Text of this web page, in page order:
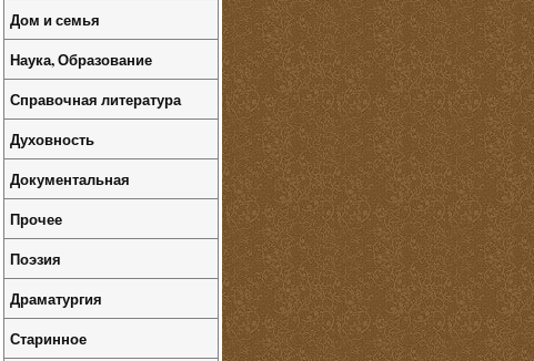
Дом и семья
Наука, Образование
Справочная литература
Духовность
Документальная
Прочее
Поэзия
Драматургия
Старинное